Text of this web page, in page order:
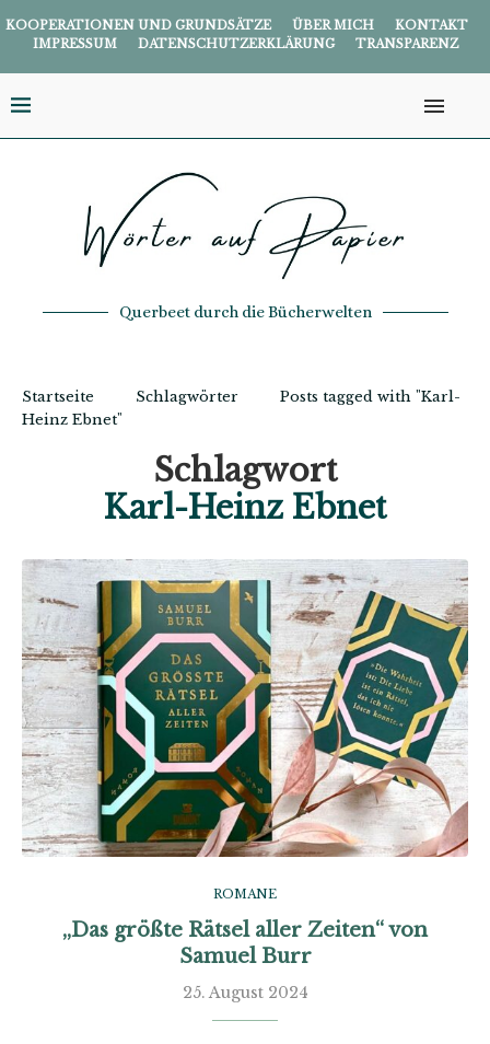
KOOPERATIONEN UND GRUNDSÄTZE ÜBER MICH
KONTAKT
IMPRESSUM
DATENSCHUTZERKLÄRUNG TRANSPARENZ
Querbeet durch die Bücherwelten
Startseite Schlagwörter
Posts tagged with "Karl-
Heinz Ebnet"
Schlagwort
Karl-Heinz Ebnet
ROMANE
„Das größte Rätsel aller Zeiten“ von
Samuel Burr
25. August 2024